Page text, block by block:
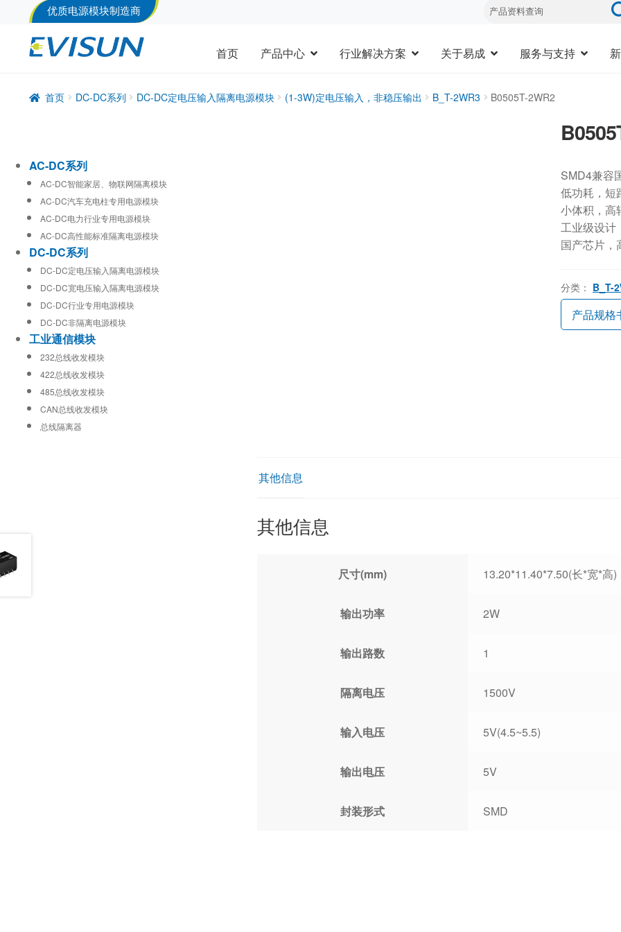
优质电源模块制造商
首页 产品中心 行业解决方案 关于易成 服务与支持
首页 DC-DC系列 DC-DC定电压输入隔离电源模块 (1-3W)定电压输入，非稳压输出 B_T-2WR3 B0505T-2WR2
SMD4兼容
低功耗，短
小体积，高
工业级设计
国产芯片，
分类： B_T-
产品规格
其他信息
其他信息
尺寸(mm) 13.20*11.40*7.50(长*宽*高)
输出功率 2W
输出路数 1
隔离电压 1500V
输入电压 5V(4.5~5.5)
输出电压 5V
封装形式 SMD
AC-DC系列
AC-DC智能家居、物联网隔离模块
AC-DC汽车充电柱专用电源模块
AC-DC电力行业专用电源模块
AC-DC高性能标准隔离电源模块
DC-DC系列
DC-DC定电压输入隔离电源模块
DC-DC宽电压输入隔离电源模块
DC-DC行业专用电源模块
DC-DC非隔离电源模块
工业通信模块
232总线收发模块
422总线收发模块
485总线收发模块
CAN总线收发模块
总线隔离器